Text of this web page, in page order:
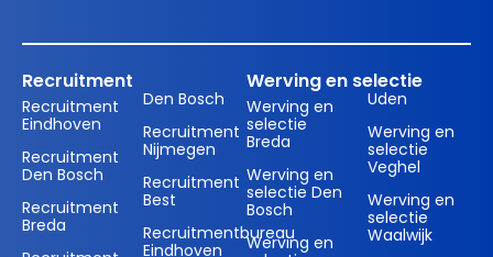
Recruitment
Recruitment
Eindhoven
Recruitment
Den Bosch
Recruitment
Breda
Den Bosch
Recruitment
Nijmegen
Recruitment
Best
Recruitmentbureau
Eindhoven
Werving en selectie
Werving en
selectie
Breda
Werving en
selectie Den
Bosch
Werving en
Uden
Werving en
selectie
Veghel
Werving en
selectie
Waalwijk